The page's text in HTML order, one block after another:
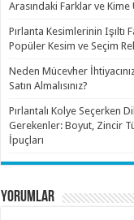
Arasındaki Farklar ve
Pırlanta Kesimlerinin Işıltı
Popüler Kesim ve Seçim
Neden Mücevher
Satın Almalısınız?
Pırlantalı Kolye Seçerken
Gerekenler: Boyut, Zincir
İpuçları
YORUMLAR